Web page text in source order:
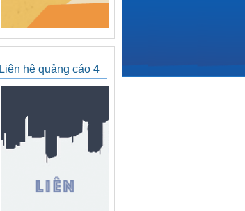
Liên hệ quảng cáo 4